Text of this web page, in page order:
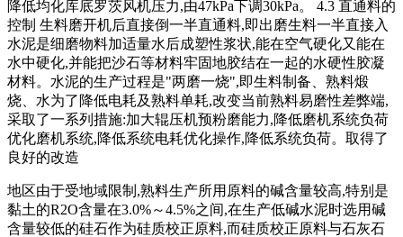
降低均化库底罗茨风机压力,由47kPa下调30kPa。 4.3 直通料的
控制 生料磨开机后直接倒一半直通料,即出磨生料一半直接入
水泥是细磨物料加适量水后成塑性浆状,能在空气硬化又能在
水中硬化,并能把沙石等材料牢固地胶结在一起的水硬性胶凝
材料。水泥的生产过程是"两磨一烧",即生料制备、熟料煅
烧、水为了降低电耗及熟料单耗,改变当前熟料易磨性差弊端,
采取了一系列措施:加大辊压机预粉磨能力,降低磨机系统负荷
优化磨机系统,降低系统电耗优化操作,降低系统负荷。取得了
良好的改造
地区由于受地域限制,熟料生产所用原料的碱含量较高,特别是
黏土的R2O含量在3.0%～4.5%之间,在生产低碱水泥时选用碱
含量较低的硅石作为硅质校正原料,而硅质校正原料与石灰石